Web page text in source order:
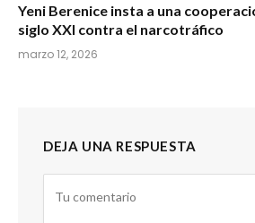
Yeni Berenice insta a una
siglo XXI contra el narcotráfico
marzo 12, 2026
DEJA UNA RESPUESTA